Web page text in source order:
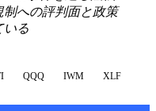
への評判面と政策
いる
QQQ IWM
XLF